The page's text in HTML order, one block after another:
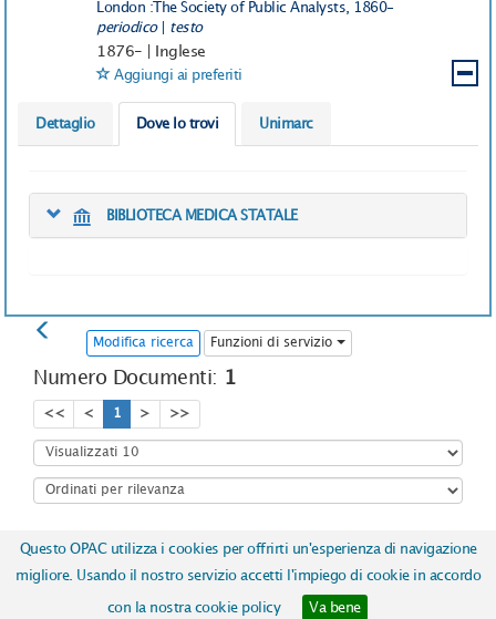
Questo OPAC utilizza i cookies per offrirti un'esperienza di navigazione
migliore. Usando il nostro servizio accetti l'impiego di cookie in accordo
con la nostra cookie policy Va bene
London :The Society of Public Analysts, 1860-
periodico| testo
1876- Inglese
Aggiungi ai preferiti
Dettaglio Dove lo trovi Unimarc
BIBLIOTECA MEDICA STATALE
Modifica ricerca Funzioni di servizio
Numero Documenti: 1
<< < 1 > >>
ICCU | Istituto Centrale per il Catalogo Unico
Realizzato da Almaviva S.p.A.